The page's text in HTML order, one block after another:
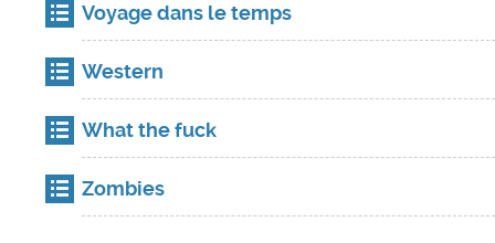
Voyage dans le temps
Western
What the fuck
Zombies